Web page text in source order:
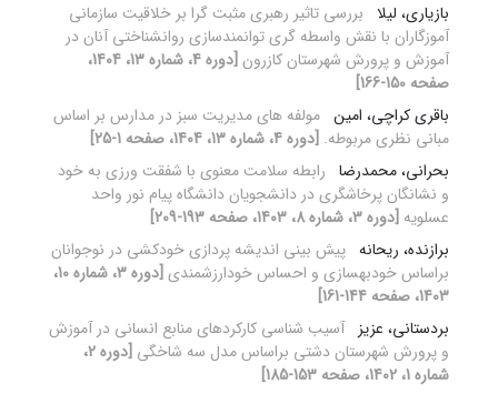
بازیاری، لیلا بررسی تاثیر رهبری مثبت گرا بر خلاقیت سازمانی
آموزگاران با نقش واسطه گری توانمندسازی روانشناختی آنان در
آموزش و پرورش شهرستان کازرون
[دوره 4، شماره 13، 1404،
صفحه 150-166]
باقری کراچی، امین مولفه های مدیریت سبز در مدارس بر اساس
مبانی نظری مربوطه. [دوره 4، شماره 13، 1404، صفحه 1-25]
بحرانی، محمدرضا رابطه سلامت معنوی با شفقت ورزی به خود
و نشانگان پرخاشگری در دانشجویان دانشگاه پیام‏ نور واحد
عسلویه [دوره 3، شماره 8، 1403، صفحه 193-209]
برازنده، ریحانه پیش ‏بینی اندیشه‏ پردازی خودکشی در نوجوانان
براساس خودبهسازی و احساس خودارزشمندی
[دوره 3، شماره 10،
1403، صفحه 144-161]
بردستانی، عزیز آسیب شناسی کارکردهای منابع انسانی در آموزش
و پرورش شهرستان دشتی براساس مدل سه شاخگی
[دوره 2،
شماره 1، 1402، صفحه 153-185]